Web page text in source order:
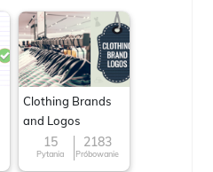
Clothing Brands
and Logos
15
Pytania
2183
Próbowanie